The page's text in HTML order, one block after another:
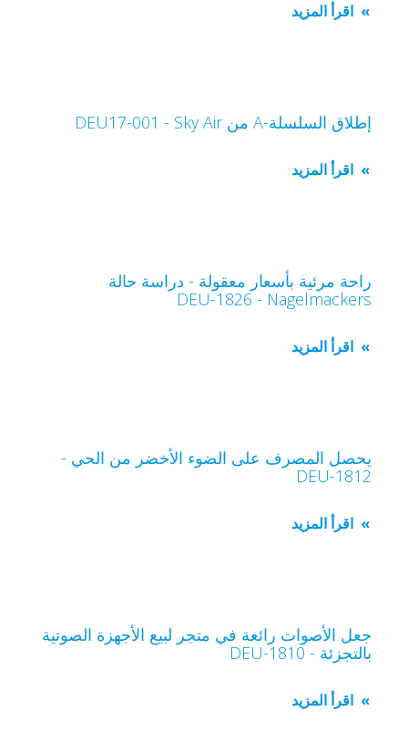
اقرأ المزيد
إطلاق السلسلة-A من Sky Air‏ - DEU17-001
اقرأ المزيد
راحة مرئية بأسعار معقولة - دراسة حالة
Nagelmackers‏ - DEU-1826
اقرأ المزيد
يحصل المصرف على الضوء الأخضر من الحي -
DEU-1812
اقرأ المزيد
جعل الأصوات رائعة في متجر لبيع الأجهزة الصوتية
بالتجزئة - DEU-1810
اقرأ المزيد